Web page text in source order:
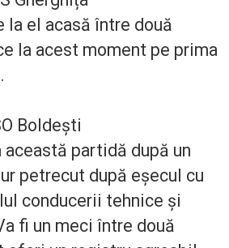
la el acasă între două
la acest moment pe prima
Boldești
această partidă după un
petrecut după eșecul cu
conducerii tehnice și
fi un meci între două